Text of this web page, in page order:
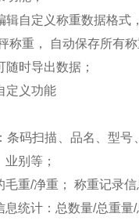
辑自定义称重数据格式
称重， 自动保存所有
随时导出数据；
定义功能
条码扫描、品名、型
别等；
重/净重； 称重记录
统计：总数量/总重量